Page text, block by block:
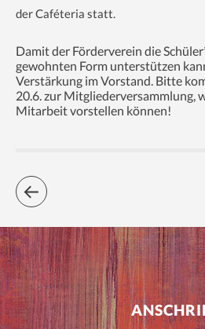
der Caféteria statt.
Damit der Förderverein die
gewohnten Form unterstützen
Verstärkung im Vorstand. Bitte
20.6. zur Mitgliederversammlung,
Mitarbeit vorstellen können!